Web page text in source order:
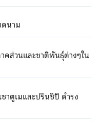
ส่วนและชาติพันธุ์ต่างๆใน
าตูเมและปรินซิปี ดำรง